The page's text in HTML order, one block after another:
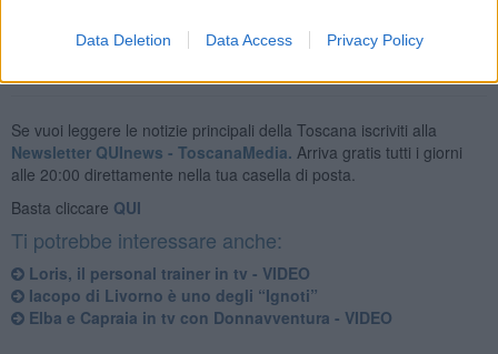
Data Deletion Data Access Privacy Policy
Se vuoi leggere le notizie principali della Toscana iscriviti alla
Newsletter QUInews - ToscanaMedia. Arriva gratis tutti i giorni
alle 20:00 direttamente nella tua casella di posta.
Basta cliccare QUI
Ti potrebbe interessare anche:
Loris, il personal trainer in tv - VIDEO
​Iacopo di Livorno è uno degli “Ignoti”
Elba e Capraia in tv con Donnavventura - VIDEO